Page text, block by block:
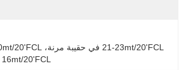
16mt/20'FCL في براميل حديدية